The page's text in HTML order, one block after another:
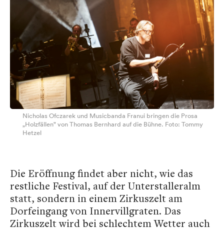
Nicholas Ofczarek und Musicbanda Franui bringen die Prosa
„Holzfällen" von Thomas Bernhard auf die Bühne. Foto: Tommy
Hetzel
Die Eröffnung findet aber nicht, wie das
restliche Festival, auf der Unterstalleralm
statt, sondern in einem Zirkuszelt am
Dorfeingang von Innervillgraten. Das
Zirkuszelt wird bei schlechtem Wetter auch